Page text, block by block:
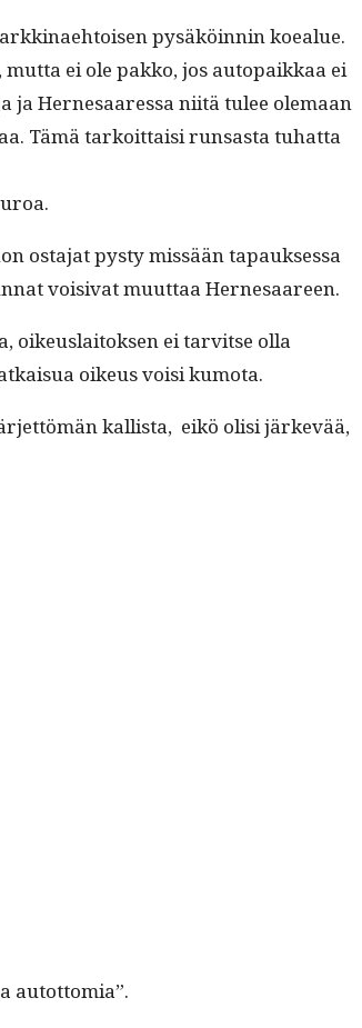
pysäköin­nin koealue.
ei ole pakko, jos autopaikkaa ei
Her­ne­saa­res­sa niitä tulee ole­maan
Tämä tarkoit­taisi run­sas­ta tuhat­ta
osta­jat pysty mis­sään tapauk­ses­sa
voisi­vat muut­taa Hernesaareen.
oikeuslaitok­sen ei tarvitse olla
oikeus voisi kumota.
kallista, eikö olisi järkevää,
autottomia”.